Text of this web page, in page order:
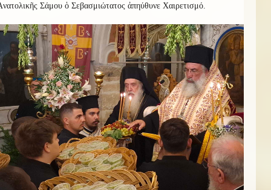
Σάμου ὁ Σεβασμιώτατος ἀπηύθυνε Χαιρετισμό.